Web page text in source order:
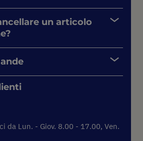
un articolo
da Lun. - Giov. 8.00 - 17.00, Ven.